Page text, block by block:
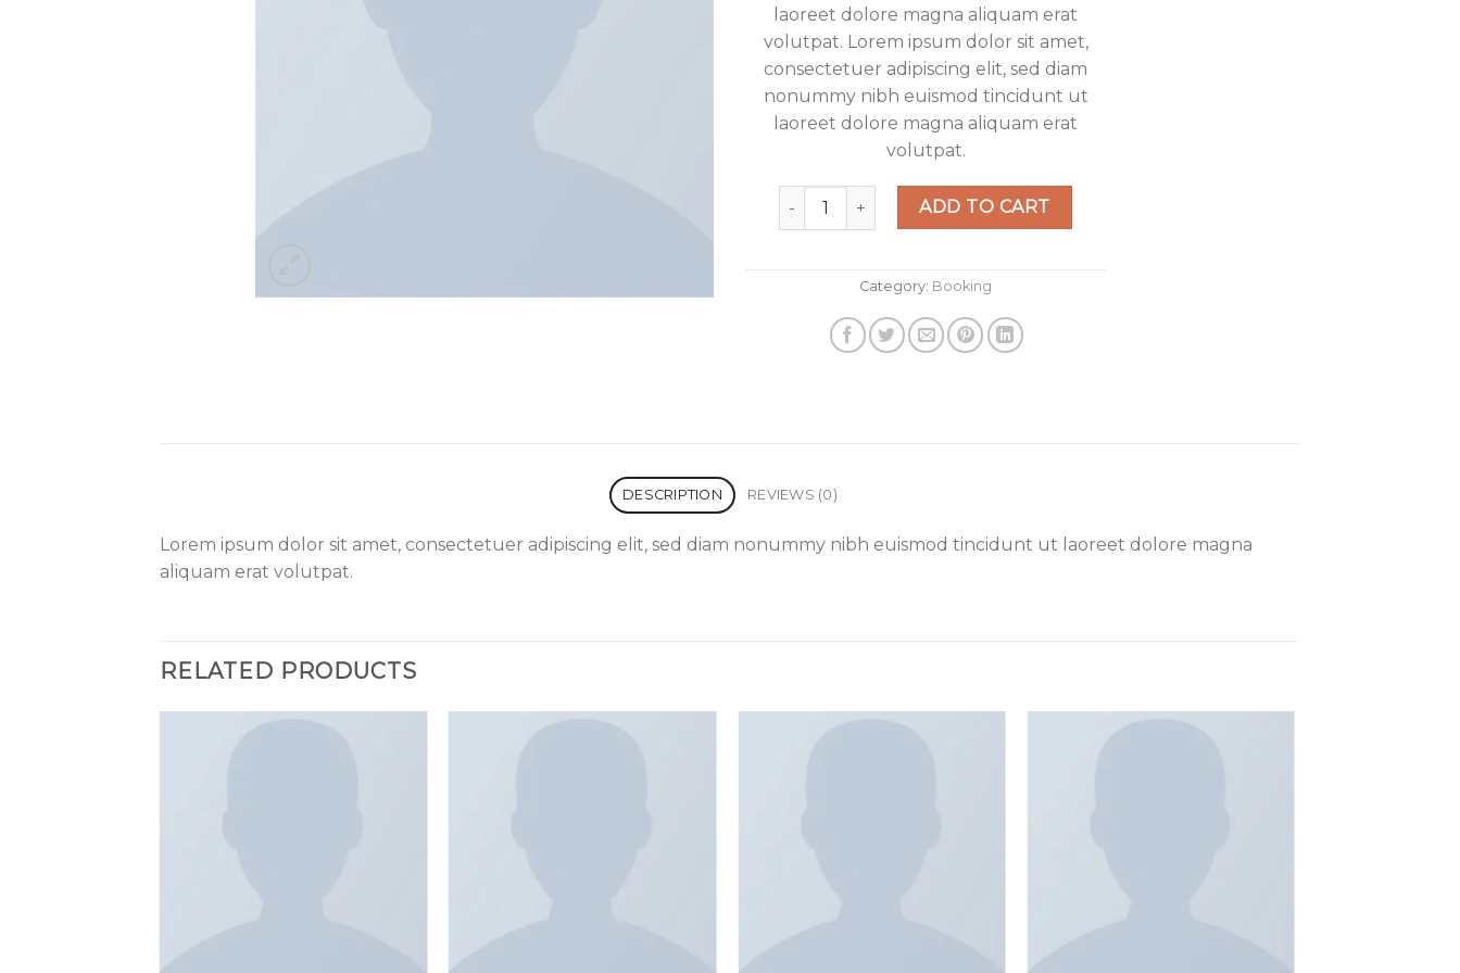
laoreet dolore magna aliquam erat
volutpat. Lorem ipsum dolor sit amet,
consectetuer adipiscing elit, sed diam
nonummy nibh euismod tincidunt ut
laoreet dolore magna aliquam erat
volutpat.
Weekend in San Fransico quantity
ADD TO CART
Category: Booking
DESCRIPTION REVIEWS (0)
Lorem ipsum dolor sit amet, consectetuer adipiscing elit, sed diam nonummy nibh euismod tincidunt ut laoreet dolore magna
aliquam erat volutpat.
RELATED PRODUCTS